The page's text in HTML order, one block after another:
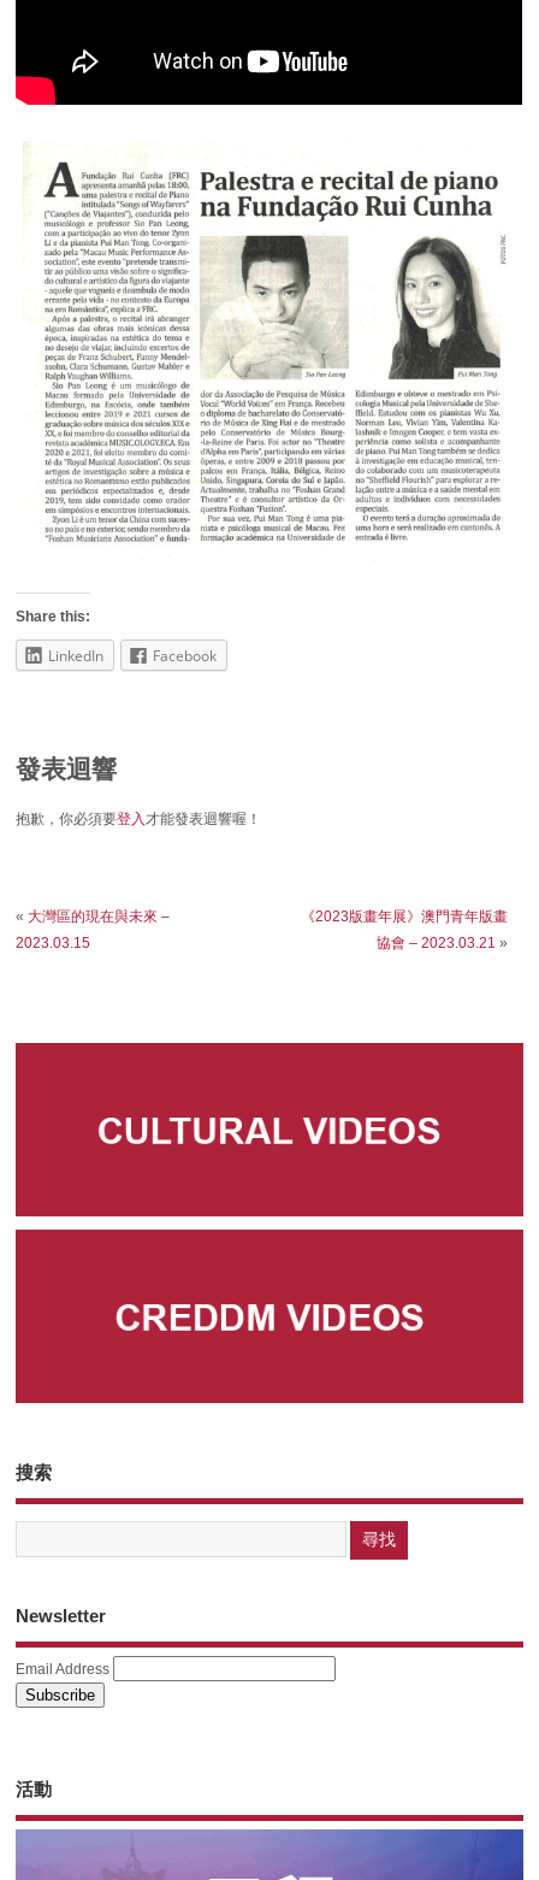
Share this:
LinkedIn Facebook
發表迴響
抱歉，你必須要登入才能發表迴響喔！
« 大灣區的現在與未來 –
2023.03.15
《2023版畫年展》澳門青年版畫
協會 – 2023.03.21 »
搜索
Newsletter
Email Address
活動